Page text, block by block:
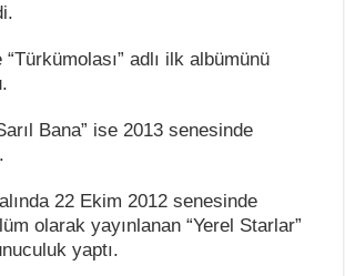
adlı ilk albümünü
Bana” ise 2013 senesinde
22 Ekim 2012 senesinde
olarak yayınlanan “Yerel Starlar”
yaptı.